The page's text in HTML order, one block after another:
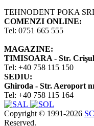
TEHNODENT POKA
COMENZI ONLINE:
Tel: 0751 665 555
MAGAZINE:
TIMISOARA - Str.
Tel: +40 758 115 150
SEDIU:
Ghiroda - Str. Aeroport
Tel: +40 758 115 164
Copyright © 1991-2026
Reserved.